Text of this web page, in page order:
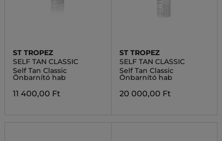
ST TROPEZ
SELF TAN CLASSIC
Self Tan Classic
Önbarnító hab
11 400,00 Ft
ST TROPEZ
SELF TAN CLASSIC
Self Tan Classic
Önbarnító hab
20 000,00 Ft